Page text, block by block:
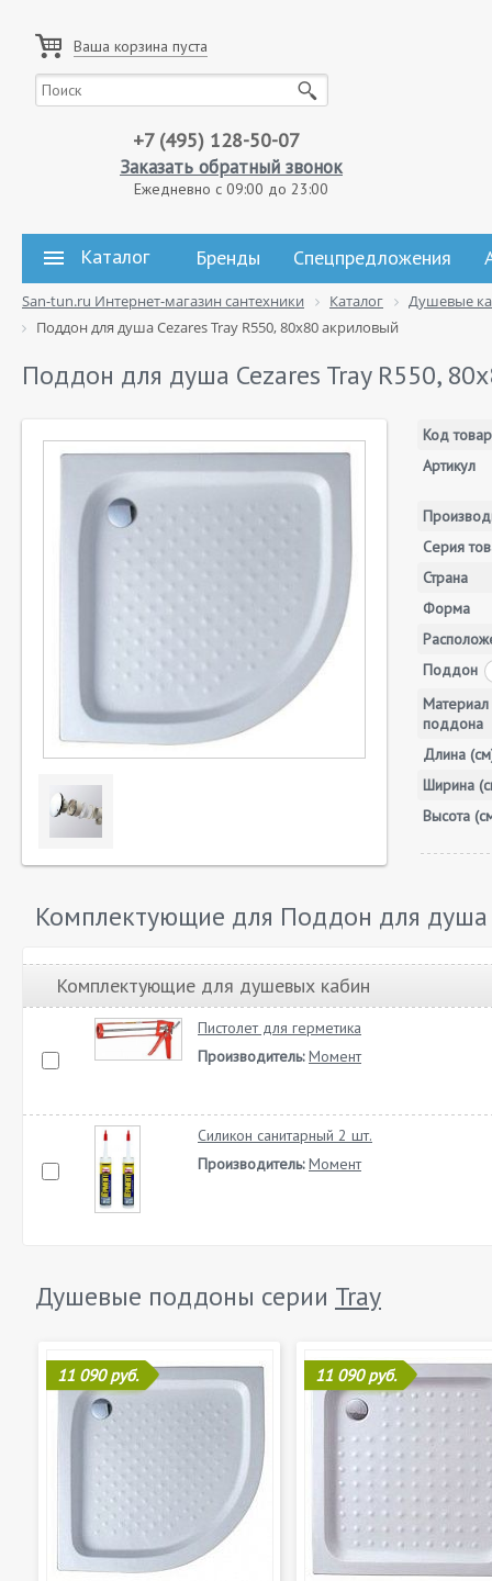
Ваша корзина пуста
+7 (495) 128-50-07
Заказать обратный звонок
Ежедневно с 09:00 до 23:00
Каталог Бренды Спецпредложения
San-tun.ru Интернет-магазин сантехники Каталог
Душевые
Поддон для душа Cezares Tray R550, 80х80 акриловый
Поддон для душа Cezares Tray R550,
Код
Артикул
Серия
Страна
Форма
Поддон
Материал
поддона
Длина
Ширина
Высота
Комплектующие для Поддон для душа
Комплектующие для душевых кабин
Пистолет для герметика
Производитель: Момент
Силикон санитарный 2 шт.
Производитель: Момент
Душевые поддоны серии Tray
11 090 руб. 11 090 руб.